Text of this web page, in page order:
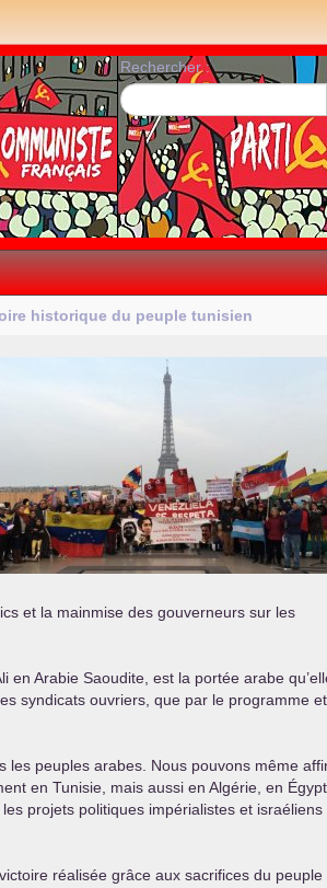
Rechercher :
historique du peuple tunisien
et la mainmise des gouverneurs sur les
Arabie Saoudite, est la portée arabe
syndicats ouvriers, que par le programme
les peuples arabes. Nous pouvons même
en Tunisie, mais aussi en Algérie, en
projets politiques impérialistes et israéliens
réalisée grâce aux sacrifices du peuple